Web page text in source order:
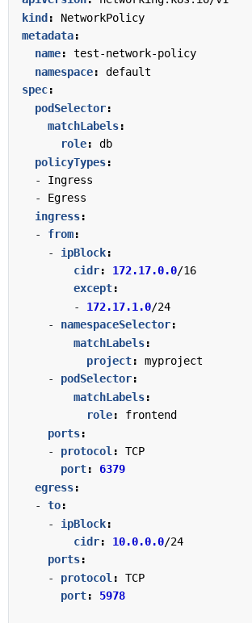
kind:
NetworkPolicy
metadata:
name:
test-network-policy
namespace:
default
spec:
podSelector:
matchLabels:
role:
db
policyTypes:
- Ingress
- Egress
ingress:
- from:
- ipBlock:
cidr: 172.17.0.0/16
except:
- 172.17.1.0/24
- namespaceSelector:
matchLabels:
project:
myproject
- podSelector:
matchLabels:
role:
frontend
ports:
- protocol :
TCP
port:
6379
egress:
- to:
- ipBlock:
cidr: 10.0.0.0/24
ports:
- protocol :
TCP
port: 5978